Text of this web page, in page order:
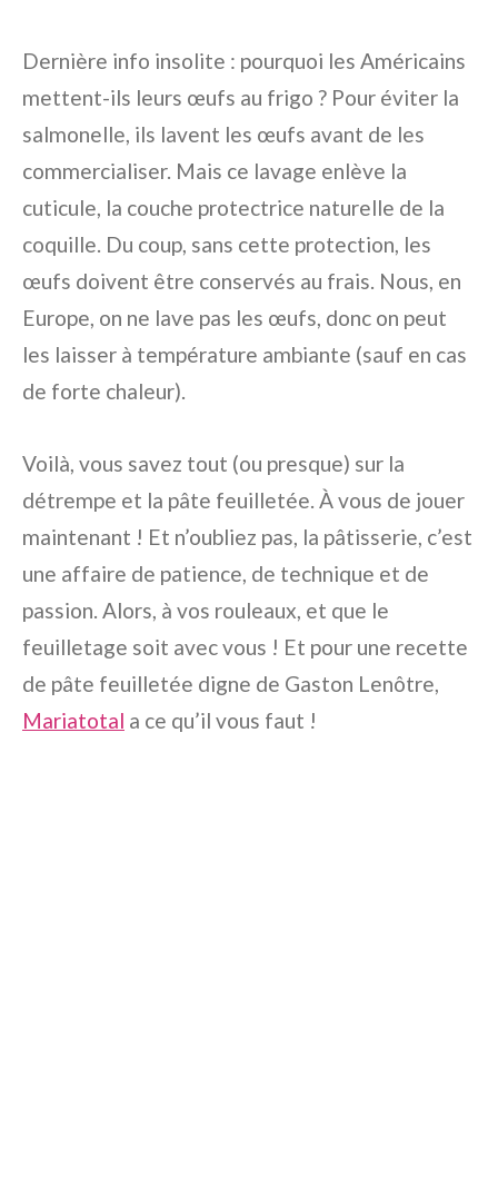
Dernière info insolite : pourquoi les Américains
mettent-ils leurs œufs au frigo ? Pour éviter la
salmonelle, ils lavent les œufs avant de les
commercialiser. Mais ce lavage enlève la
cuticule, la couche protectrice naturelle de la
coquille. Du coup, sans cette protection, les
œufs doivent être conservés au frais. Nous, en
Europe, on ne lave pas les œufs, donc on peut
les laisser à température ambiante (sauf en cas
de forte chaleur).
Voilà, vous savez tout (ou presque) sur la
détrempe et la pâte feuilletée. À vous de jouer
maintenant ! Et n’oubliez pas, la pâtisserie, c’est
une affaire de patience, de technique et de
passion. Alors, à vos rouleaux, et que le
feuilletage soit avec vous ! Et pour une recette
de pâte feuilletée digne de Gaston Lenôtre,
Mariatotal a ce qu’il vous faut !